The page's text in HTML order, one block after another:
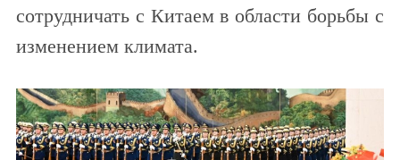
сотрудничать с Китаем в области борьбы с
изменением климата.